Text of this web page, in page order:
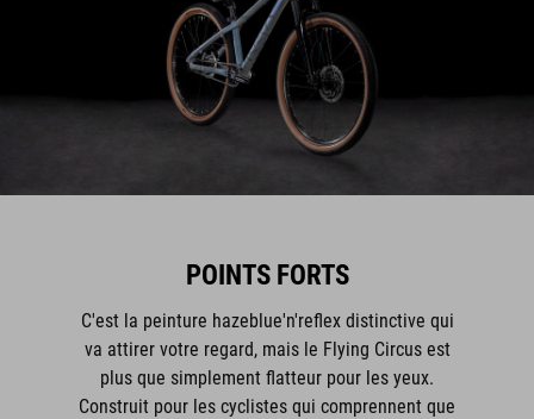
POINTS FORTS
C'est la peinture hazeblue'n'reflex distinctive qui
va attirer votre regard, mais le Flying Circus est
plus que simplement flatteur pour les yeux.
Construit pour les cyclistes qui comprennent que